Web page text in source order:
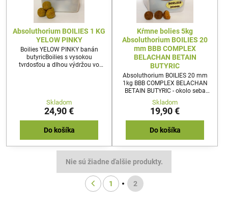
Absoluthorium BOILIES 1 KG
YELOW PINKY
Boilies YELOW PINKY banán
butyricBoilies s vysokou
tvrdosťou a dlhou výdržou vo
prísadám.V kaprárine existuje
nepísané pravidlo: ak chcete
nechytil, musíte použiť nástrahu,
akú ešte nikto nepoužil. Presne s
touto myšlienkou vzniklo boilies
Yelow Pinky. Jeho...
Skladom
24,90 €
Do košíka
Kŕmne bolies 5kg
Absoluthorium BOILIES 20
mm BBB COMPLEX
BELACHAN BETAIN
BUTYRIC
Absoluthorium BOILIES 20 mm
1kg BBB COMPLEX BELACHAN
BETAIN BUTYRIC - okolo seba
zanechávajú účinnú pachovú
stopu. Mimoriadne účinné aj na
prechytaných vodách ! Originál
anglický cc moore
belachan.rozpustné
Skladom
19,90 €
Do košíka
Nie sú žiadne ďalšie produkty.
1 2